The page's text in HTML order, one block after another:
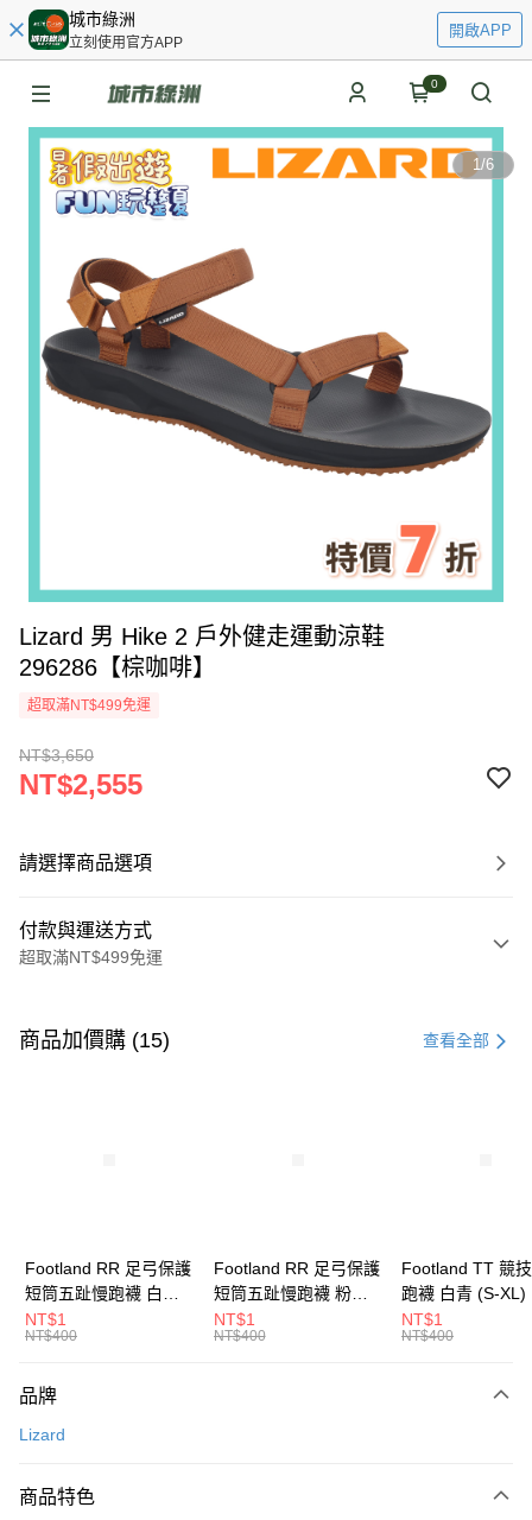
城市綠洲
立刻使用官方APP
開啟APP
0
1/6
Lizard 男 Hike 2 戶外健走運動涼鞋
296286【棕咖啡】
超取滿NT$499免運
NT$3,650
NT$2,555
請選擇商品選項
付款與運送方式
超取滿NT$499免運
信用卡一次付款
Google Pay
全盈+PAY
大哥付你分期
【大哥付你分期使用說明】
2.付款方式選擇「大哥付你分期」，訂單成立後會自動跳轉到大哥付的交易
流程，驗證手機門號後，選擇欲分期的期數、繳款截止日，確認付款後即完
相關說明
商品加價購 (15) 查看全部
Footland RR 足弓保護
短筒五趾慢跑襪 白黑
(S-XL)｜輕壓貼合款
跑襪 自行車襪 加壓襪
NT$1
NT$400
Footland RR 足弓保護
短筒五趾慢跑襪 粉青
(S-XL)｜輕壓貼合款
跑襪 自行車襪 加壓襪
NT$1
NT$400
Footland TT 競
跑襪 白青 (S-XL)
壓貼合款 跑襪 自
襪 加壓襪 運動襪
NT$1
NT$400
品牌
Lizard
商品特色